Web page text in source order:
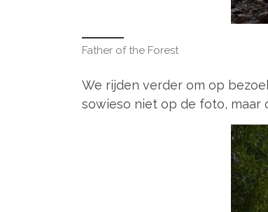
Father of the Forest
We rijden verder om op
sowieso niet op de foto, maar